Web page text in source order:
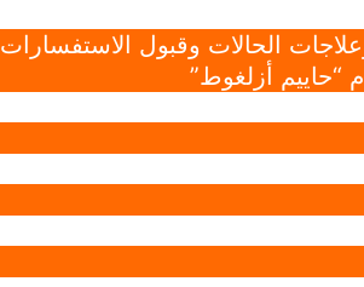
الحالات وقبول الاستفسارات
“حاييم أزلغوط”